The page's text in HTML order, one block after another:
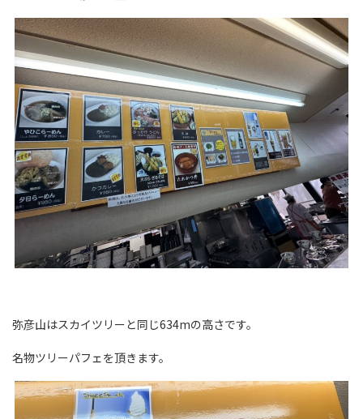
弥彦山はスカイツリーと同じ634mの高さです。
名物ツリーパフェを頂きます。